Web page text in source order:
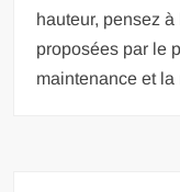
hauteur, pensez
proposées par le
maintenance et